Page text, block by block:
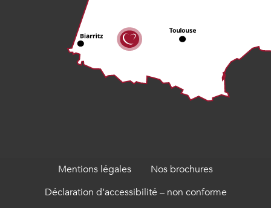
Mentions légales
Nos brochures
Déclaration d’accessibilité – non conforme